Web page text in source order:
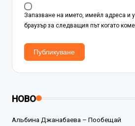
Запазване на името, имейл адреса и
браузър за следващия път когато
НОВО
Альбина Джанабаева – Пообещай